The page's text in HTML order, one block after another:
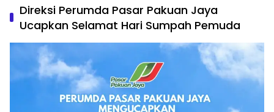
Direksi Perumda Pasar Pakuan Jaya
Ucapkan Selamat Hari Sumpah Pemuda